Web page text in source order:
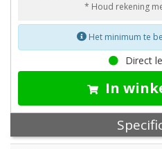
* Houd rekening
Het minimum te
Direct
In